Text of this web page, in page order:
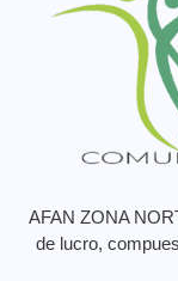
AFAN ZONA
de lucro,